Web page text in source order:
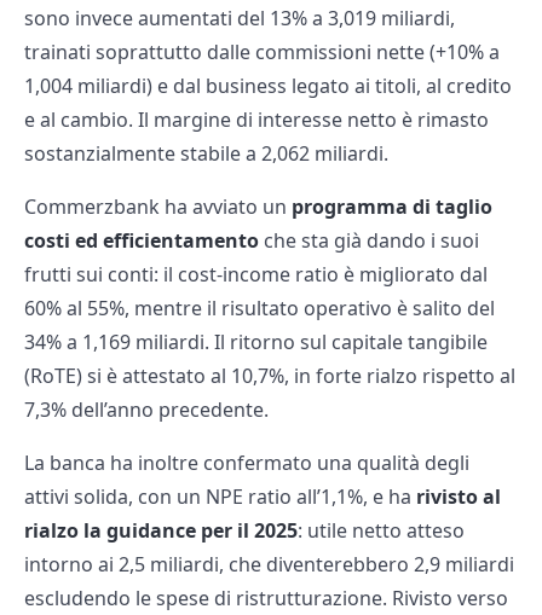
sono invece aumentati del 13% a 3,019 miliardi,
trainati soprattutto dalle commissioni nette (+10% a
1,004 miliardi) e dal business legato ai titoli, al credito
e al cambio. Il margine di interesse netto è rimasto
sostanzialmente stabile a 2,062 miliardi.
Commerzbank ha avviato un programma di taglio
costi ed efficientamento che sta già dando i suoi
frutti sui conti: il cost-income ratio è migliorato dal
60% al 55%, mentre il risultato operativo è salito del
34% a 1,169 miliardi. Il ritorno sul capitale tangibile
(RoTE) si è attestato al 10,7%, in forte rialzo rispetto al
7,3% dell’anno precedente.
La banca ha inoltre confermato una qualità degli
attivi solida, con un NPE ratio all’1,1%, e ha rivisto al
rialzo la guidance per il 2025: utile netto atteso
intorno ai 2,5 miliardi, che diventerebbero 2,9 miliardi
escludendo le spese di ristrutturazione. Rivisto verso